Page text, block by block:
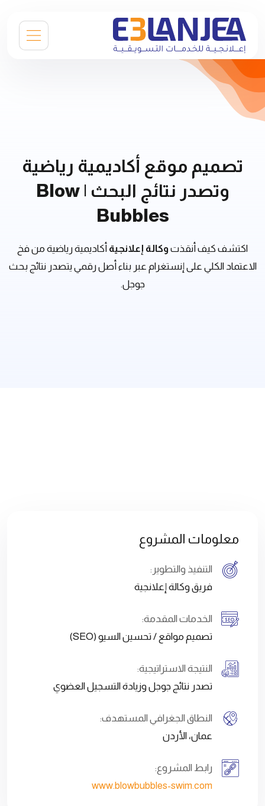
تصميم موقع أكاديمية رياضية
وتصدر نتائج البحث |Blow
Bubbles
اكتشف كيف أنقذت وكالة إعلانجية أكاديمية رياضية من فخ
الاعتماد الكلي على إنستغرام عبر بناء أصل رقمي يتصدر نتائج بحث
جوجل.
معلومات المشروع
التنفيذ والتطوير:
فريق وكالة إعلانجية
الخدمات المقدمة:
تصميم مواقع / تحسين السيو (SEO)
النتيجة الاستراتيجية:
تصدر نتائج جوجل وزيادة التسجيل العضوي
النطاق الجغرافي المستهدف:
عمان، الأردن
رابط المشروع:
www.blowbubbles-swim.com